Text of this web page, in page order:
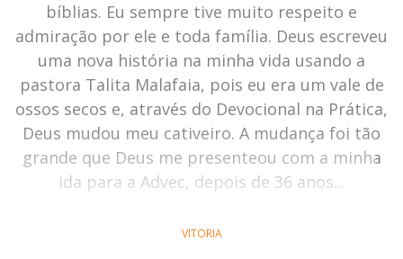
bíblias. Eu sempre tive muito respeito e
admiração por ele e toda família. Deus escreveu
uma nova história na minha vida usando a
pastora Talita Malafaia, pois eu era um vale de
ossos secos e, através do Devocional na Prática,
Deus mudou meu cativeiro. A mudança foi tão
grande que Deus me presenteou com a minha
ida para a Advec, depois de 36 anos...
VITORIA